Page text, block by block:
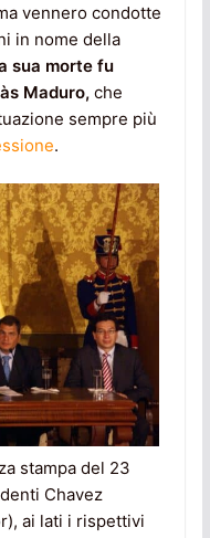
vennero condotte
in nome della
sua morte fu
Maduro,che
sempre più
.
stampa del 23
Chavez
ai lati i rispettivi